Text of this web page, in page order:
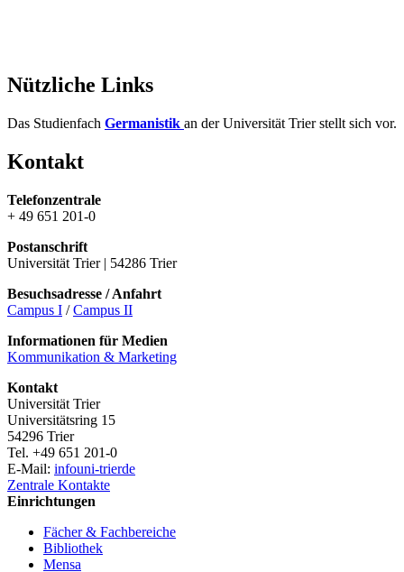
Nützliche Links
Das Studienfach Germanistik an der Universität Trier stellt sich vor.
Kontakt
Telefonzentrale
+ 49 651 201-0
Postanschrift
Universität Trier | 54286 Trier
Besuchsadresse / Anfahrt
Campus I /Campus II
Informationen für Medien
Kommunikation & Marketing
Kontakt
Universität Trier
Universitätsring 15
54296 Trier
Tel. +49 651 201-0
E-Mail: infouni-trierde
Zentrale Kontakte
Einrichtungen
Fächer & Fachbereiche
Bibliothek
Mensa